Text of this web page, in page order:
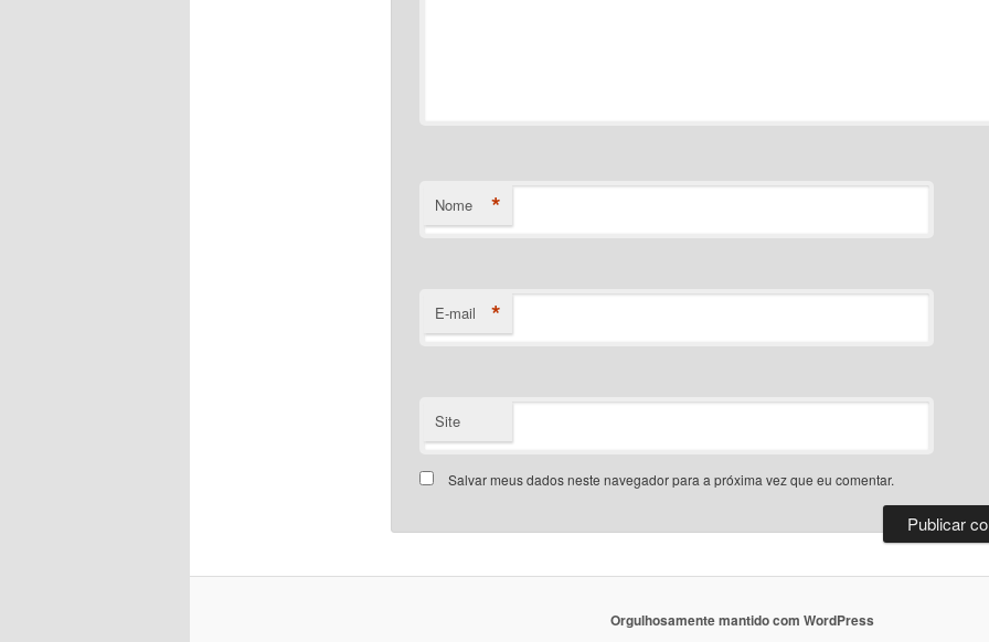
Nome *
E-mail *
Site
Salvar meus dados neste navegador para a próxima vez que eu comentar.
Orgulhosamente mantido com WordPress